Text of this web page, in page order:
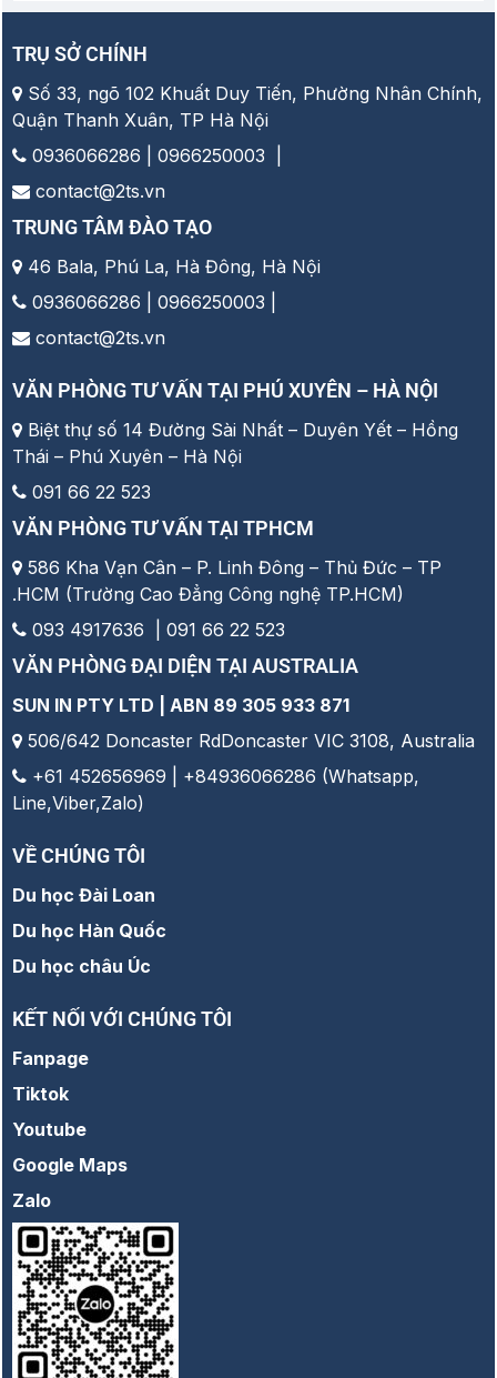
TRỤ SỞ CHÍNH
Số 33, ngõ 102 Khuất Duy Tiến, Phường Nhân Chính,
Quận Thanh Xuân, TP Hà Nội
0936066286 | 0966250003 |
contact@2ts.vn
TRUNG TÂM ĐÀO TẠO
46 Bala, Phú La, Hà Đông, Hà Nội
0936066286 | 0966250003 |
contact@2ts.vn
VĂN PHÒNG TƯ VẤN TẠI PHÚ XUYÊN – HÀ NỘI
Biệt thự số 14 Đường Sài Nhất – Duyên Yết – Hồng
Thái – Phú Xuyên – Hà Nội
091 66 22 523
VĂN PHÒNG TƯ VẤN TẠI TPHCM
586 Kha Vạn Cân – P. Linh Đông – Thủ Đức – TP
.HCM (Trường Cao Đẳng Công nghệ TP.HCM)
093 4917636 | 091 66 22 523
VĂN PHÒNG ĐẠI DIỆN TẠI AUSTRALIA
SUN IN PTY LTD | ABN 89 305 933 871
506/642 Doncaster RdDoncaster VIC 3108, Australia
+61 452656969 | +84936066286 (Whatsapp,
Line,Viber,Zalo)
VỀ CHÚNG TÔI
Du học Đài Loan
Du học Hàn Quốc
Du học châu Úc
KẾT NỐI VỚI CHÚNG TÔI
Fanpage
Tiktok
Youtube
Google Maps
Zalo